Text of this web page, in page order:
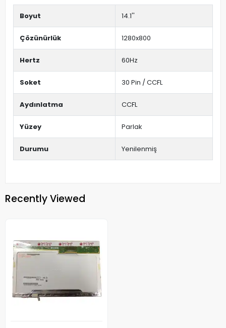
Boyut 14.1''
Çözünürlük 1280x800
Hertz 60Hz
Soket 30 Pin / CCFL
Aydınlatma CCFL
Yüzey Parlak
Durumu Yenilenmiş
Recently Viewed